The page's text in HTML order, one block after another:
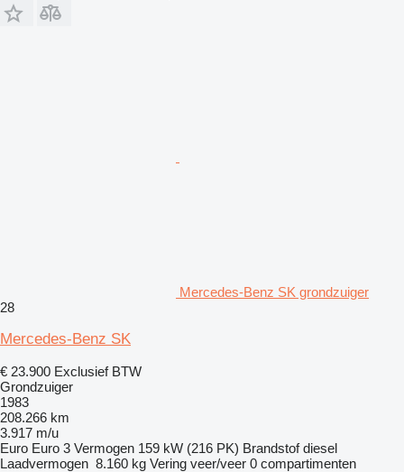
Mercedes-Benz SK grondzuiger
28
Mercedes-Benz SK
€ 23.900 Exclusief BTW
Grondzuiger
1983
208.266 km
3.917 m/u
Euro Euro 3 Vermogen 159 kW (216 PK) Brandstof diesel
Laadvermogen 8.160 kg Vering veer/veer 0 compartimenten